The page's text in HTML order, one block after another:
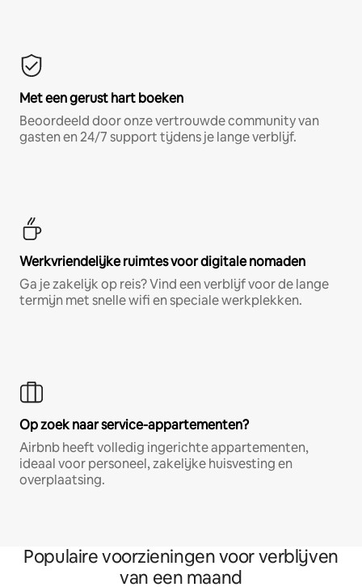
Met een gerust hart boeken
Beoordeeld door onze vertrouwde community van
gasten en 24/7 support tijdens je lange verblijf.
Werkvriendelijke ruimtes voor digitale nomaden
Ga je zakelijk op reis? Vind een verblijf voor de lange
termijn met snelle wifi en speciale werkplekken.
Op zoek naar service-appartementen?
Airbnb heeft volledig ingerichte appartementen,
ideaal voor personeel, zakelijke huisvesting en
overplaatsing.
Populaire voorzieningen voor verblijven
van een maand